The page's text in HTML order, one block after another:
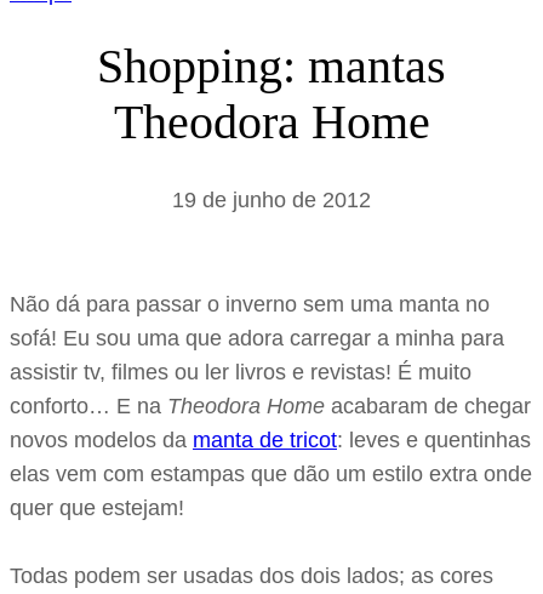
Shopping: mantas
Theodora Home
19 de junho de 2012
Não dá para passar o inverno sem uma manta no
sofá! Eu sou uma que adora carregar a minha para
assistir tv, filmes ou ler livros e revistas! É muito
conforto… E na Theodora Home acabaram de chegar
novos modelos da manta de tricot: leves e quentinhas
elas vem com estampas que dão um estilo extra onde
quer que estejam!
Todas podem ser usadas dos dois lados; as cores